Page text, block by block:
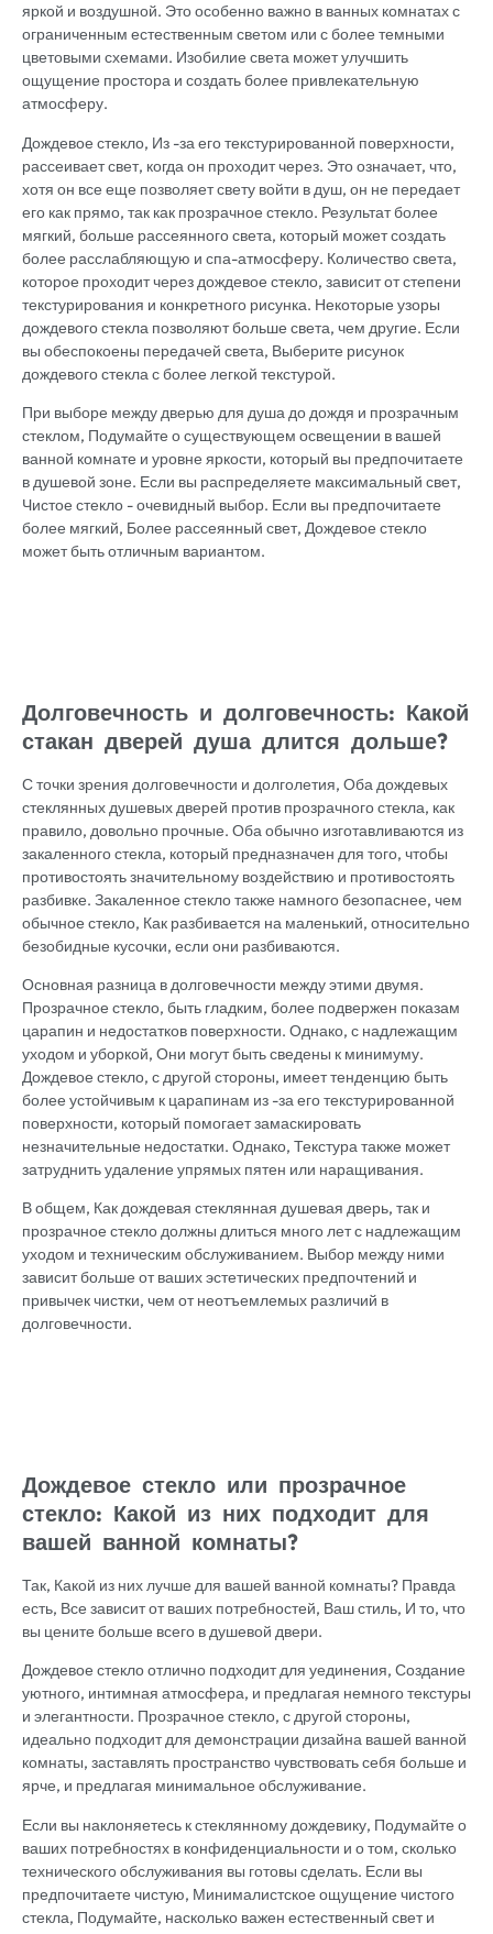
яркой и воздушной. Это особенно важно в ванных комнатах с
ограниченным естественным светом или с более темными
цветовыми схемами. Изобилие света может улучшить
ощущение простора и создать более привлекательную
атмосферу.
Дождевое стекло, Из -за его текстурированной поверхности,
рассеивает свет, когда он проходит через. Это означает, что,
хотя он все еще позволяет свету войти в душ, он не передает
его как прямо, так как прозрачное стекло. Результат более
мягкий, больше рассеянного света, который может создать
более расслабляющую и спа-атмосферу. Количество света,
которое проходит через дождевое стекло, зависит от степени
текстурирования и конкретного рисунка. Некоторые узоры
дождевого стекла позволяют больше света, чем другие. Если
вы обеспокоены передачей света, Выберите рисунок
дождевого стекла с более легкой текстурой.
При выборе между дверью для душа до дождя и прозрачным
стеклом, Подумайте о существующем освещении в вашей
ванной комнате и уровне яркости, который вы предпочитаете
в душевой зоне. Если вы распределяете максимальный свет,
Чистое стекло - очевидный выбор. Если вы предпочитаете
более мягкий, Более рассеянный свет, Дождевое стекло
может быть отличным вариантом.
Долговечность и долговечность: Какой
стакан дверей душа длится дольше?
С точки зрения долговечности и долголетия, Оба дождевых
стеклянных душевых дверей против прозрачного стекла, как
правило, довольно прочные. Оба обычно изготавливаются из
закаленного стекла, который предназначен для того, чтобы
противостоять значительному воздействию и противостоять
разбивке. Закаленное стекло также намного безопаснее, чем
обычное стекло, Как разбивается на маленький, относительно
безобидные кусочки, если они разбиваются.
Основная разница в долговечности между этими двумя.
Прозрачное стекло, быть гладким, более подвержен показам
царапин и недостатков поверхности. Однако, с надлежащим
уходом и уборкой, Они могут быть сведены к минимуму.
Дождевое стекло, с другой стороны, имеет тенденцию быть
более устойчивым к царапинам из -за его текстурированной
поверхности, который помогает замаскировать
незначительные недостатки. Однако, Текстура также может
затруднить удаление упрямых пятен или наращивания.
В общем, Как дождевая стеклянная душевая дверь, так и
прозрачное стекло должны длиться много лет с надлежащим
уходом и техническим обслуживанием. Выбор между ними
зависит больше от ваших эстетических предпочтений и
привычек чистки, чем от неотъемлемых различий в
долговечности.
Дождевое стекло или прозрачное
стекло: Какой из них подходит для
вашей ванной комнаты?
Так, Какой из них лучше для вашей ванной комнаты? Правда
есть, Все зависит от ваших потребностей, Ваш стиль, И то, что
вы цените больше всего в душевой двери.
Дождевое стекло отлично подходит для уединения, Создание
уютного, интимная атмосфера, и предлагая немного текстуры
и элегантности. Прозрачное стекло, с другой стороны,
идеально подходит для демонстрации дизайна вашей ванной
комнаты, заставлять пространство чувствовать себя больше и
ярче, и предлагая минимальное обслуживание.
Если вы наклоняетесь к стеклянному дождевику, Подумайте о
ваших потребностях в конфиденциальности и о том, сколько
технического обслуживания вы готовы сделать. Если вы
предпочитаете чистую, Минималистское ощущение чистого
стекла, Подумайте, насколько важен естественный свет и